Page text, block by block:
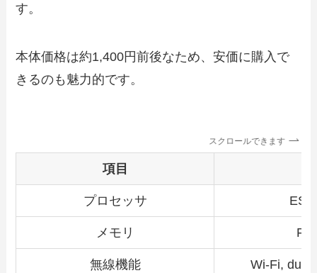
す。
本体価格は約1,400円前後なため、安価に購入で
きるのも魅力的です。
スクロールできます
項目
プロセッサ
メモリ
無線機能 Wi-Fi, dual